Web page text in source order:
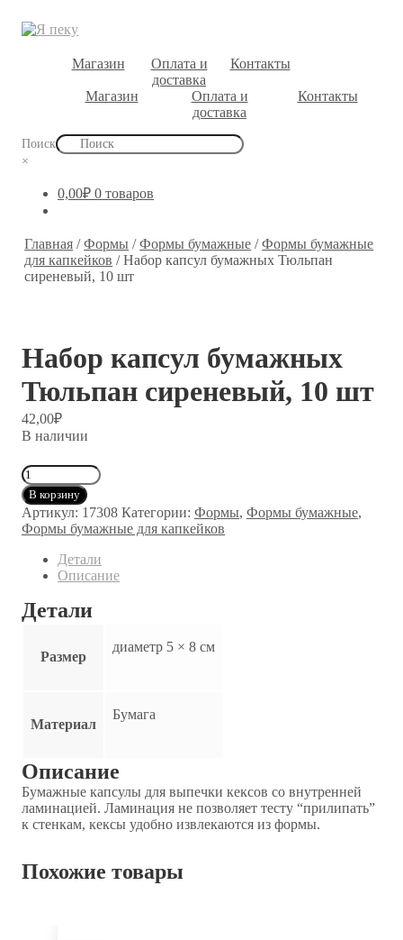
Магазин
Оплата и
доставка
Контакты
Магазин
Оплата и
доставка
Контакты
Поиск
×
0,00₽ 0 товаров
Главная /Формы /Формы бумажные /Формы бумажные
для капкейков /Набор капсул бумажных Тюльпан
сиреневый, 10 шт
Набор капсул бумажных
Тюльпан сиреневый, 10 шт
42,00₽
В наличии
Количество
товара
Набор
капсул
бумажных
Тюльпан
сиреневый,
шт
В корзину
Артикул: 17308 Категории: Формы, Формы бумажные,
Формы бумажные для капкейков
Детали
Описание
Детали
Размер
диаметр 5 × 8 см
Материал
Бумага
Описание
Бумажные капсулы для выпечки кексов со внутренней
ламинацией. Ламинация не позволяет тесту “прилипать”
к стенкам, кексы удобно извлекаются из формы.
Похожие товары